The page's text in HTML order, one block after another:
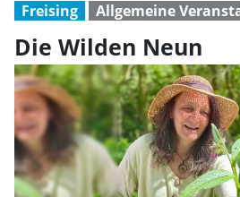
Freising Allgemeine
Die Wilden Neun